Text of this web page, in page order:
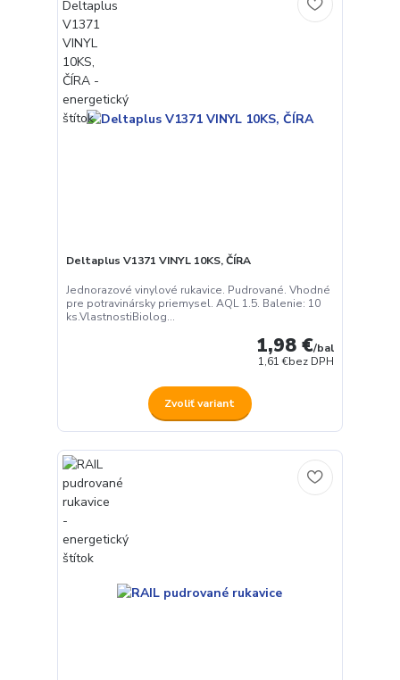
Deltaplus V1371 VINYL 10KS, ČÍRA
Jednorazové vinylové rukavice. Pudrované. Vhodné
pre potravinársky priemysel. AQL 1.5. Balenie: 10
ks.VlastnostiBiolog...
1,98 €/bal
1,61 €bez DPH
Zvoliť variant